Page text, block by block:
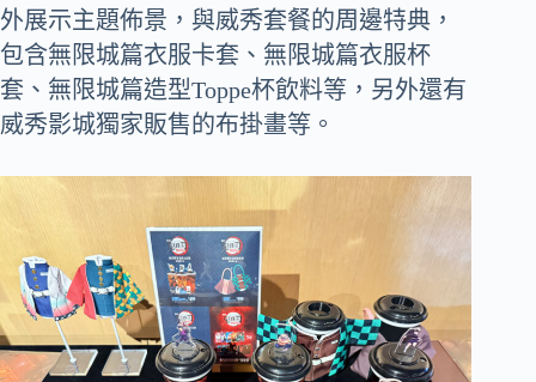
外展示主題佈景，與威秀套餐的周邊特典，
包含無限城篇衣服卡套、無限城篇衣服杯
套、無限城篇造型Toppe杯飲料等，另外還有
威秀影城獨家販售的布掛畫等。